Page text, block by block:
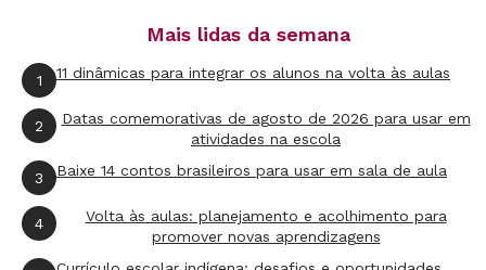
esse segundo tipo de material, é possível fazer
uma colagem digital ou manual para integrar
fotos de diversas crianças.
2. Convide as crianças para criarem o álbum.
Recebe a turma com as fotografias e materiais
de desenho já organizados. Explique que vocês
construirão um álbum com dicas sobre as
Mais lidas da semana
1 11 dinâmicas para integrar os alunos na volta às aulas
2
Datas comemorativas de agosto de 2026 para usar em
atividades na escola
3 Baixe 14 contos brasileiros para usar em sala de aula
4
Volta às aulas: planejamento e acolhimento para
promover novas aprendizagens